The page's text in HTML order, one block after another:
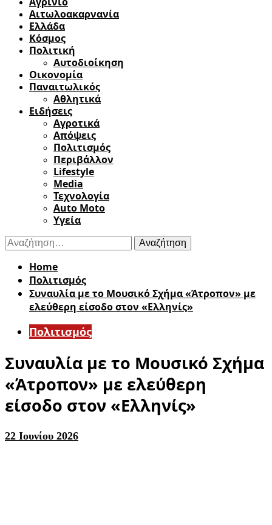
Αιτωλοακαρνανία
Ελλάδα
Κόσμος
Πολιτική
Αυτοδιοίκηση
Οικονομία
Παναιτωλικός
Αθλητικά
Ειδήσεις
Αγροτικά
Απόψεις
Πολιτισμός
Περιβάλλον
Lifestyle
Media
Τεχνολογία
Auto Moto
Υγεία
Αναζήτηση
για:
Home
Πολιτισμός
Συναυλία με το Μουσικό Σχήμα «Άτροπον» με
ελεύθερη είσοδο στον «Ελληνίς»
Πολιτισμός
Συναυλία με το Μουσικό Σχήμα
«Άτροπον» με ελεύθερη
είσοδο στον «Ελληνίς»
22 Ιουνίου 2026